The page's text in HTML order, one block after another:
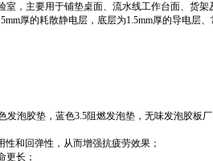
，主要用于铺垫桌面、流水线工作台面、货
厚的耗散静电层，底层为1.5mm厚的导电层
泡胶垫，蓝色3.5阻燃发泡垫，无味发泡胶
和回弹性，从而增强抗疲劳效果；
更长；